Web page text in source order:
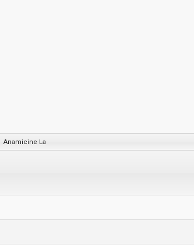
Anamicine La